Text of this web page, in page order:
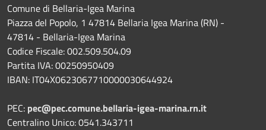
Comune di Bellaria-Igea Marina
Piazza del Popolo, 1 47814 Bellaria Igea Marina (RN) -
47814 - Bellaria-Igea Marina
Codice Fiscale: 002.509.504.09
Partita IVA: 00250950409
IBAN: IT04X0623067710000030644924
PEC: pec@pec.comune.bellaria-igea-marina.rn.it
Centralino Unico: 0541.343711